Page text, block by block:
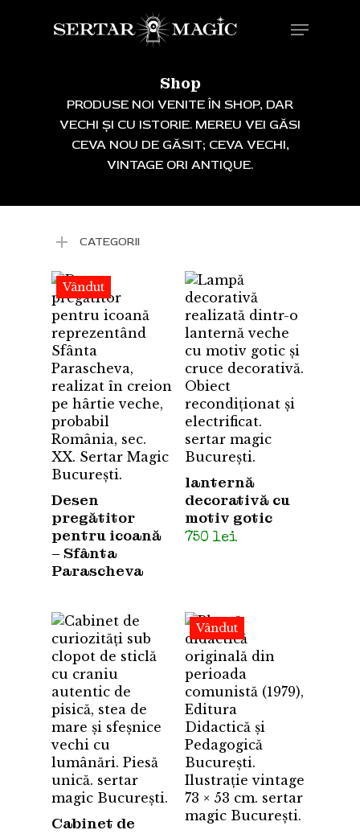
Menu
Shop
PRODUSE NOI VENITE ÎN SHOP, DAR
VECHI ȘI CU ISTORIE. MEREU VEI GĂSI
CEVA NOU DE GĂSIT; CEVA VECHI,
VINTAGE ORI ANTIQUE.
CATEGORII
Vândut
Desen
pregătitor
pentru icoană
– Sfânta
Parascheva
lanternă
decorativă cu
motiv gotic
750lei
Cabinet de
Vândut